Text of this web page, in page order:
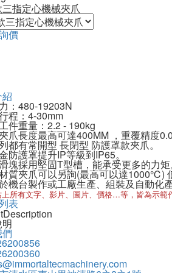
指定心機械夾爪
價
：480-19203N
程：4-30mm
件重量：2.2 - 190kg
爪長度最高可達400MM ，重覆精度
都有常開型 長閉型 防護罩款夾爪。
防護罩提升IP等級到IP65。
塊採用堅固T型槽，能承受更多的力矩
質夾爪可以另詢(最高可以達1000℃)
機台製作或工廠生產、組裝及自動化
所有文字、影片、圖片、價格…等，皆為示範
表
Description